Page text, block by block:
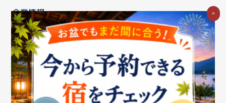
企業情報
ご利用中の方
お問い合わせ消費税の表示 ウェブアクセシビリティの取り組み
個人情報保護ポリシープライバシーポータル
Cookieポリシー
特定商取引法に基づく表記情報セキュリティ基本方針
×